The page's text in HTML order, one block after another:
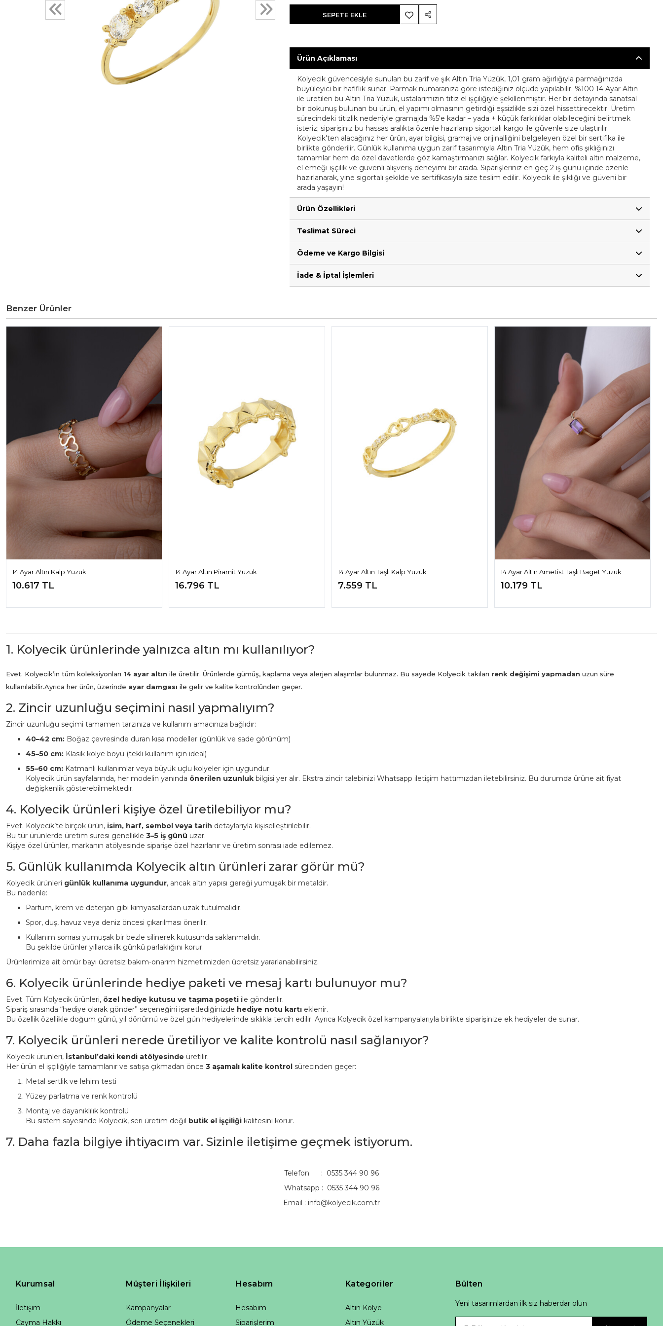
SEPETE EKLE
Ürün Açıklaması
Kolyecik güvencesiyle sunulan bu zarif ve şık Altın Tria Yüzük, 1,01 gram ağırlığıyla parmağınızda
büyüleyici bir hafiflik sunar. Parmak numaranıza göre istediğiniz ölçüde yapılabilir. %100 14 Ayar Altın
ile üretilen bu Altın Tria Yüzük, ustalarımızın titiz el işçiliğiyle şekillenmiştir. Her bir detayında sanatsal
bir dokunuş bulunan bu ürün, el yapımı olmasının getirdiği eşsizlikle sizi özel hissettirecektir. Üretim
sürecindeki titizlik nedeniyle gramajda %5'e kadar – yada + küçük farklılıklar olabileceğini belirtmek
isteriz; siparişiniz bu hassas aralıkta özenle hazırlanıp sigortalı kargo ile güvenle size ulaştırılır.
Kolyecik'ten alacağınız her ürün, ayar bilgisi, gramaj ve orijinalliğini belgeleyen özel bir sertifika ile
birlikte gönderilir. Günlük kullanıma uygun zarif tasarımıyla Altın Tria Yüzük, hem ofis şıklığınızı
tamamlar hem de özel davetlerde göz kamaştırmanızı sağlar. Kolyecik farkıyla kaliteli altın malzeme,
el emeği işçilik ve güvenli alışveriş deneyimi bir arada. Siparişleriniz en geç 2 iş günü içinde özenle
hazırlanarak, yine sigortalı şekilde ve sertifikasıyla size teslim edilir. Kolyecik ile şıklığı ve güveni bir
arada yaşayın!
Ürün Özellikleri
Teslimat Süreci
Ödeme ve Kargo Bilgisi
İade & İptal İşlemleri
Benzer Ürünler
14 Ayar Altın Kalp Yüzük
10.617 TL
14 Ayar Altın Piramit Yüzük
16.796 TL
14 Ayar Altın Taşlı Kalp Yüzük
7.559 TL
14 Ayar Altın Ametist Taşlı Baget Yüzük
10.179 TL
1. Kolyecik ürünlerinde yalnızca altın mı kullanılıyor?
Evet. Kolyecik’in tüm koleksiyonları 14 ayar altın ile üretilir. Ürünlerde gümüş, kaplama veya alerjen alaşımlar bulunmaz. Bu sayede Kolyecik takıları renk değişimi yapmadan uzun süre
kullanılabilir.Ayrıca her ürün, üzerinde ayar damgası ile gelir ve kalite kontrolünden geçer.
2. Zincir uzunluğu seçimini nasıl yapmalıyım?
Zincir uzunluğu seçimi tamamen tarzınıza ve kullanım amacınıza bağlıdır:
40–42 cm: Boğaz çevresinde duran kısa modeller (günlük ve sade görünüm)
45–50 cm: Klasik kolye boyu (tekli kullanım için ideal)
55–60 cm: Katmanlı kullanımlar veya büyük uçlu kolyeler için uygundur
Kolyecik ürün sayfalarında, her modelin yanında önerilen uzunluk bilgisi yer alır. Ekstra zincir talebinizi Whatsapp iletişim hattımızdan iletebilirsiniz. Bu durumda ürüne ait fiyat
değişkenlik gösterebilmektedir.
4. Kolyecik ürünleri kişiye özel üretilebiliyor mu?
Evet. Kolyecik’te birçok ürün, isim, harf, sembol veya tarih detaylarıyla kişiselleştirilebilir.
Bu tür ürünlerde üretim süresi genellikle 3–5 iş günü uzar.
Kişiye özel ürünler, markanın atölyesinde siparişe özel hazırlanır ve üretim sonrası iade edilemez.
5. Günlük kullanımda Kolyecik altın ürünleri zarar görür mü?
Kolyecik ürünleri günlük kullanıma uygundur, ancak altın yapısı gereği yumuşak bir metaldir.
Bu nedenle:
Parfüm, krem ve deterjan gibi kimyasallardan uzak tutulmalıdır.
Spor, duş, havuz veya deniz öncesi çıkarılması önerilir.
Kullanım sonrası yumuşak bir bezle silinerek kutusunda saklanmalıdır.
Bu şekilde ürünler yıllarca ilk günkü parlaklığını korur.
Ürünlerimize ait ömür bayı ücretsiz bakım-onarım hizmetimizden ücretsiz yararlanabilirsiniz.
6. Kolyecik ürünlerinde hediye paketi ve mesaj kartı bulunuyor mu?
Evet. Tüm Kolyecik ürünleri, özel hediye kutusu ve taşıma poşeti ile gönderilir.
Sipariş sırasında “hediye olarak gönder” seçeneğini işaretlediğinizde hediye notu kartı eklenir.
Bu özellik özellikle doğum günü, yıl dönümü ve özel gün hediyelerinde sıklıkla tercih edilir. Ayrıca Kolyecik özel kampanyalarıyla birlikte siparişinize ek hediyeler de sunar.
7. Kolyecik ürünleri nerede üretiliyor ve kalite kontrolü nasıl sağlanıyor?
Kolyecik ürünleri, İstanbul’daki kendi atölyesinde üretilir.
Her ürün el işçiliğiyle tamamlanır ve satışa çıkmadan önce 3 aşamalı kalite kontrol sürecinden geçer:
Metal sertlik ve lehim testi
Yüzey parlatma ve renk kontrolü
Montaj ve dayanıklılık kontrolü
Bu sistem sayesinde Kolyecik, seri üretim değil butik el işçiliği kalitesini korur.
7. Daha fazla bilgiye ihtiyacım var. Sizinle iletişime geçmek istiyorum.
Telefon : 0535 344 90 96
Whatsapp : 0535 344 90 96
Email : info@kolyecik.com.tr
Kurumsal
İletişim
Cayma Hakkı
Müşteri İlişkileri
Kampanyalar
Ödeme Seçenekleri
Hesabım
Hesabım
Siparişlerim
Kategoriler
Altın Kolye
Altın Yüzük
Bülten
Yeni tasarımlardan ilk siz haberdar olun